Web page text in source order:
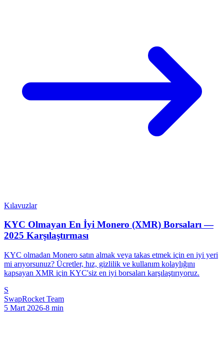
Kılavuzlar
KYC Olmayan En İyi Monero (XMR) Borsaları —
2025 Karşılaştırması
KYC olmadan Monero satın almak veya takas etmek için en iyi yeri
mi arıyorsunuz? Ücretler, hız, gizlilik ve kullanım kolaylığını
kapsayan XMR için KYC'siz en iyi borsaları karşılaştırıyoruz.
S
SwapRocket Team
5 Mart 2026-8 min